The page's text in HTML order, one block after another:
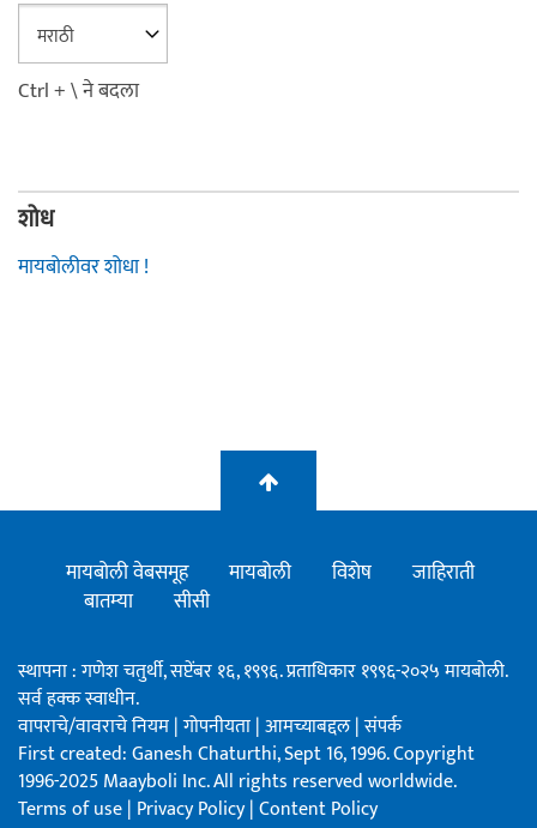
Ctrl + \ ने बदला
शोध
मायबोलीवर शोधा !
मायबोली वेबसमूह मायबोली विशेष
जाहिराती
बातम्या
सीसी
स्थापना : गणेश चतुर्थी, सप्टेंबर १६, १९९६. प्रताधिकार १९९६-२०२५ मायबोली.
सर्व हक्क स्वाधीन.
वापराचे/वावराचे नियम|गोपनीयता|आमच्याबद्दल|संपर्क
First created: Ganesh Chaturthi, Sept 16, 1996. Copyright
1996-2025 Maayboli Inc. All rights reserved worldwide.
Terms of use| Privacy Policy|Content Policy